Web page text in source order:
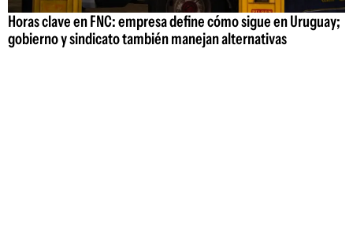
Horas clave en FNC: empresa define cómo sigue en Uruguay;
gobierno y sindicato también manejan alternativas